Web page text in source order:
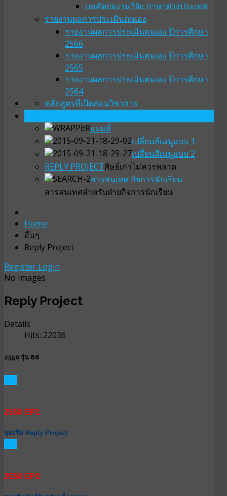
บทคัดย่องานวิจัย ภาษาต่างประเทศ
รายงานผลการประเมินตนเอง
รายงานผลการประเมินตนเอง ปีการศึกษา
2566
รายงานผลการประเมินตนเอง ปีการศึกษา
2565
รายงานผลการประเมินตนเอง ปีการศึกษา
2564
วิชาการ
หลักสูตรที่เปิดสอน
แผนที่
เปลี่ยนสีเมนูแบบ 1
เปลี่ยนสีเมนูแบบ 2
REPLY PROJECTศิษย์เก่าไม่ควรพลาด
สารสนเทศ กิจการนักเรียน
สารสนเทศสำหรับฝ่ายกิจการนักเรียน
Home
อื่นๆ
Reply Project
Register Login
No Images
Reply Project
Details
Hits: 22036
2550 รุ่น 66
2550 EP1
จุดเรีม Reply Project
2550 EP2